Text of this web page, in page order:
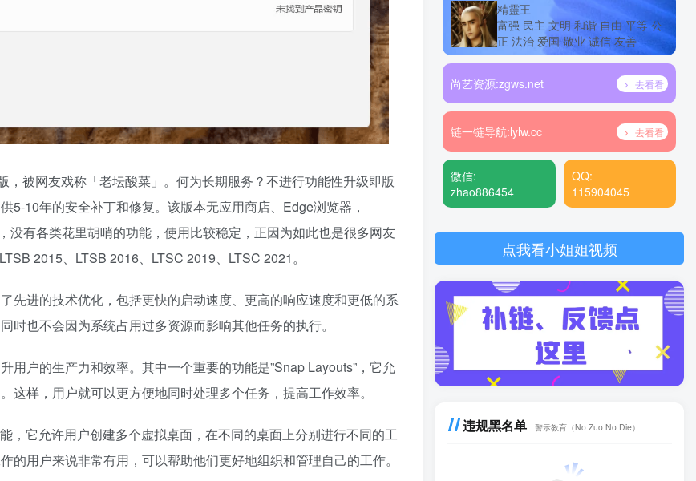
被网友戏称「老坛酸菜」。何为长期服务？不进行功能性升级即版
10年的安全补丁和修复。该版本无应用商店、Edge浏览器，
有各类花里胡哨的功能，使用比较稳定，正因为如此也是很多网友
2015、LTSB 2016、LTSC 2019、LTSC 2021。
先进的技术优化，包括更快的启动速度、更高的响应速度和更低的系
也不会因为系统占用过多资源而影响其他任务的执行。
户的生产力和效率。其中一个重要的功能是”Snap Layouts”，它允
样，用户就可以更方便地同时处理多个任务，提高工作效率。
，它允许用户创建多个虚拟桌面，在不同的桌面上分别进行不同的工
用户来说非常有用，可以帮助他们更好地组织和管理自己的工作。
精靈王
富强 民主 文明 和谐 自由 平等 公
正 法治 爱国 敬业 诚信 友善
尚艺资源:zgws.net 去看看
链一链导航:lylw.cc 去看看
微信:
zhao886454
QQ:
115904045
点我看小姐姐视频
违规黑名单 警示教育（No Zuo No Die）